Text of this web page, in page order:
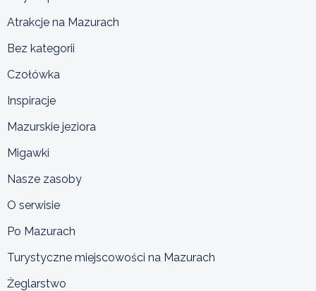
Atrakcje na Mazurach
Bez kategorii
Czołówka
Inspiracje
Mazurskie jeziora
Migawki
Nasze zasoby
O serwisie
Po Mazurach
Turystyczne miejscowości na Mazurach
Żeglarstwo